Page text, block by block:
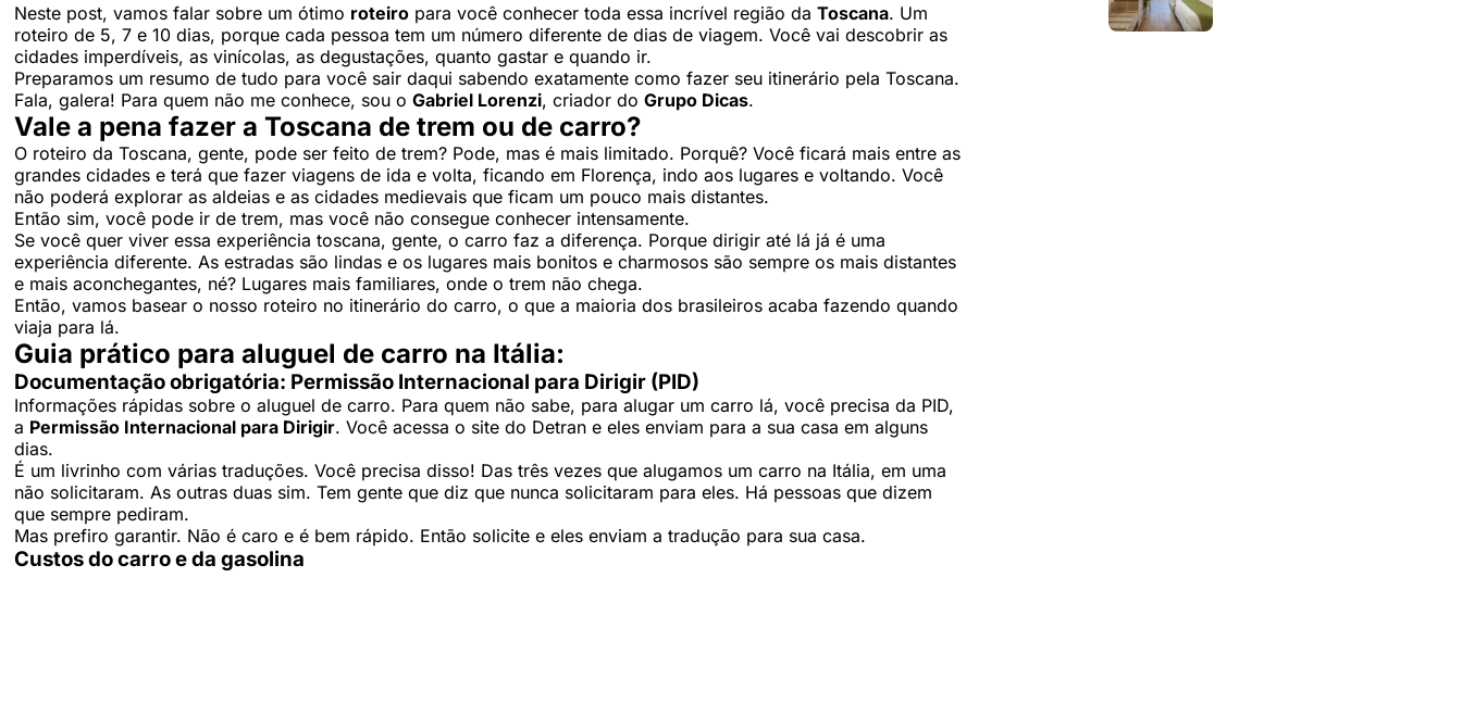
Neste post, vamos falar sobre um ótimo roteiro para você conhecer toda essa incrível região da Toscana. Um
roteiro de 5, 7 e 10 dias, porque cada pessoa tem um número diferente de dias de viagem. Você vai descobrir as
cidades imperdíveis, as vinícolas, as degustações, quanto gastar e quando ir.
Preparamos um resumo de tudo para você sair daqui sabendo exatamente como fazer seu itinerário pela Toscana.
Fala, galera! Para quem não me conhece, sou o Gabriel Lorenzi, criador do Grupo Dicas.
Vale a pena fazer a Toscana de trem ou de carro?
O roteiro da Toscana, gente, pode ser feito de trem? Pode, mas é mais limitado. Porquê? Você ficará mais entre as
grandes cidades e terá que fazer viagens de ida e volta, ficando em Florença, indo aos lugares e voltando. Você
não poderá explorar as aldeias e as cidades medievais que ficam um pouco mais distantes.
Então sim, você pode ir de trem, mas você não consegue conhecer intensamente.
Se você quer viver essa experiência toscana, gente, o carro faz a diferença. Porque dirigir até lá já é uma
experiência diferente. As estradas são lindas e os lugares mais bonitos e charmosos são sempre os mais distantes
e mais aconchegantes, né? Lugares mais familiares, onde o trem não chega.
Então, vamos basear o nosso roteiro no itinerário do carro, o que a maioria dos brasileiros acaba fazendo quando
viaja para lá.
Guia prático para aluguel de carro na Itália:
Documentação obrigatória: Permissão Internacional para Dirigir (PID)
Informações rápidas sobre o aluguel de carro. Para quem não sabe, para alugar um carro lá, você precisa da PID,
a Permissão Internacional para Dirigir. Você acessa o site do Detran e eles enviam para a sua casa em alguns
dias.
É um livrinho com várias traduções. Você precisa disso! Das três vezes que alugamos um carro na Itália, em uma
não solicitaram. As outras duas sim. Tem gente que diz que nunca solicitaram para eles. Há pessoas que dizem
que sempre pediram.
Mas prefiro garantir. Não é caro e é bem rápido. Então solicite e eles enviam a tradução para sua casa.
Custos do carro e da gasolina